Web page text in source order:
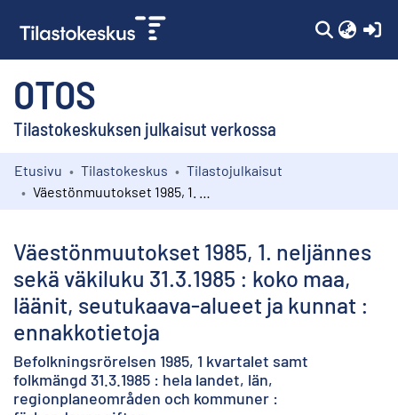
OTOS
Tilastokeskuksen julkaisut verkossa
Kokoelmat
Etusivu Tilastokeskus
Tilastojulkaisut
Väestönmuutokset 1985, 1. neljännes
sekä väkiluku 31.3.1985 : koko maa,
läänit, seutukaava-alueet ja kunnat :
ennakkotietoja
Befolkningsrörelsen 1985, 1 kvartalet samt
folkmängd 31.3.1985 : hela landet, län,
regionplaneområden och kommuner :